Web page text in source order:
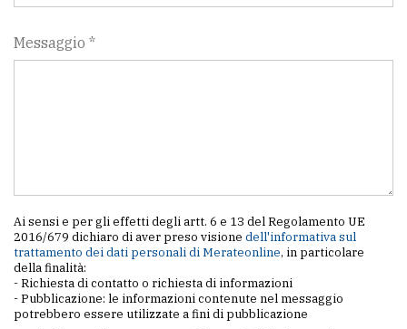
Messaggio *
Ai sensi e per gli effetti degli artt. 6 e 13 del Regolamento UE
2016/679 dichiaro di aver preso visione dell'informativa sul
trattamento dei dati personali di Merateonline, in particolare
della finalità:
- Richiesta di contatto o richiesta di informazioni
- Pubblicazione: le informazioni contenute nel messaggio
potrebbero essere utilizzate a fini di pubblicazione